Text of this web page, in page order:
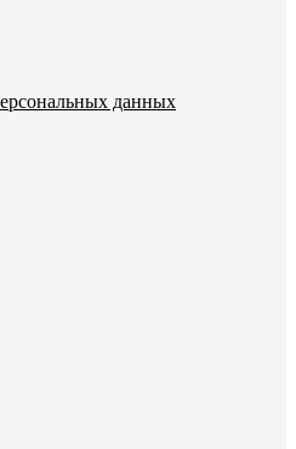
данных